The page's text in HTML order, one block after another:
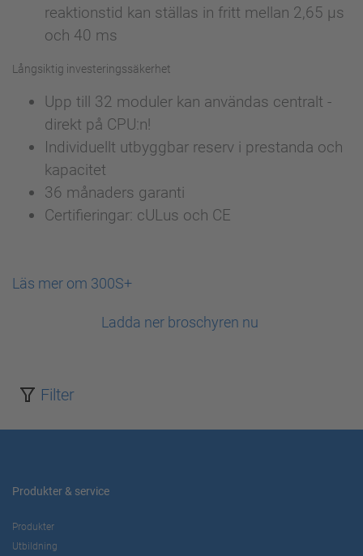
reaktionstid kan ställas in fritt mellan 2,65 µs
och 40 ms
Långsiktig investeringssäkerhet
Upp till 32 moduler kan användas centralt -
direkt på CPU:n!
Individuellt utbyggbar reserv i prestanda och
kapacitet
36 månaders garanti
Certifieringar: cULus och CE
Läs mer om 300S+
Ladda ner broschyren nu
Filter
Produkter & service
Produkter
Utbildning